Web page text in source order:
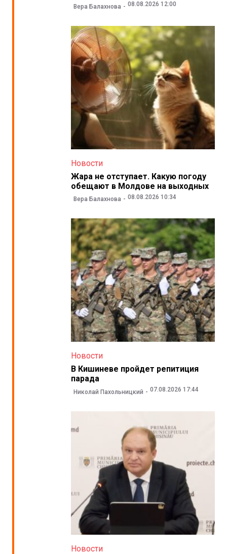
Вера Балахнова 08.08.2026 12:00
Новости
Жара не отступает. Какую погоду
обещают в Молдове на выходных
Вера Балахнова 08.08.2026 10:34
Новости
В Кишиневе пройдет репитиция
парада
Николай Пахольницкий 07.08.2026 17:44
Новости